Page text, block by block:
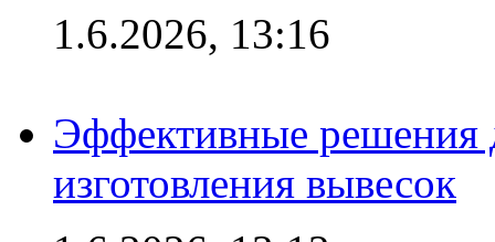
1.6.2026, 13:16
Эффективные решения
изготовления вывесок